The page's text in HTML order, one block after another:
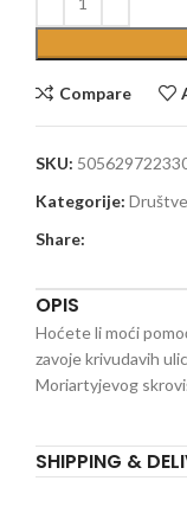
Compare
SKU:
Kategorije:
Share:
OPIS
Hoćete li moći
zavoje krivudavih
Moriartyjevog
SHIPPING &